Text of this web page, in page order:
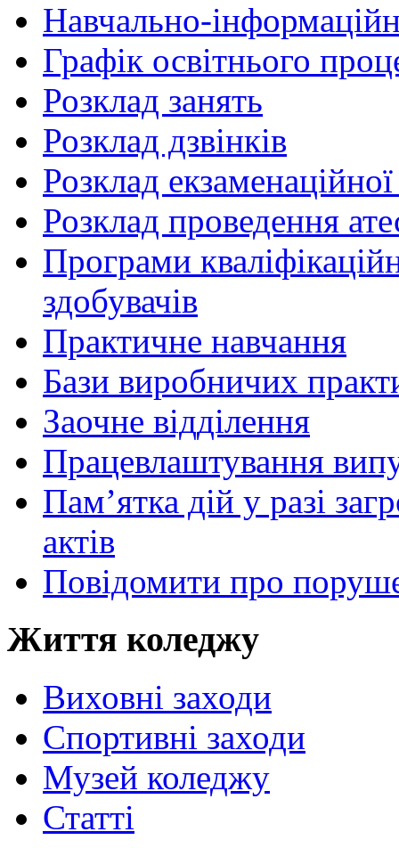
Навчально-
Графік освітнього
Розклад занять
Розклад дзвінків
Розклад екзаменаційної
Розклад проведення
Програми
здобувачів
Практичне навчання
Бази виробничих
Заочне відділення
Працевлаштування
Пам’ятка дій у разі
актів
Повідомити про
Життя коледжу
Виховні заходи
Спортивні заходи
Музей коледжу
Статті